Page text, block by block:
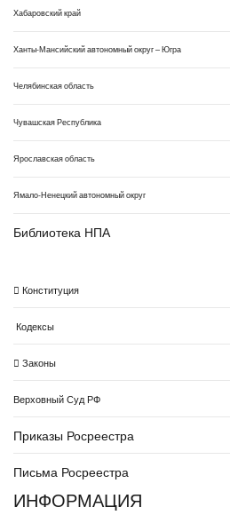
Хабаровский край
Ханты-Мансийский автономный округ – Югра
Челябинская область
Чувашская Республика
Ярославская область
Ямало-Ненецкий автономный округ
Библиотека НПА
Конституция
Кодексы
Законы
Верховный Суд РФ
Приказы Росреестра
Письма Росреестра
ИНФОРМАЦИЯ